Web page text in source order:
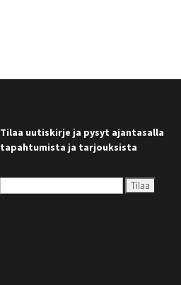
Tilaa uutiskirje ja pysyt ajantasalla
tapahtumista ja tarjouksista